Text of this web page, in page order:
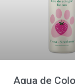
Agua de